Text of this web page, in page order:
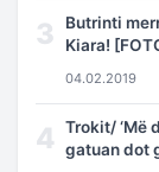
3
Butrinti
Kiara!
04.02.2019
4
Trokit/ ‘Më
gatuan dot